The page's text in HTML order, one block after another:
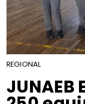
REGIONAL